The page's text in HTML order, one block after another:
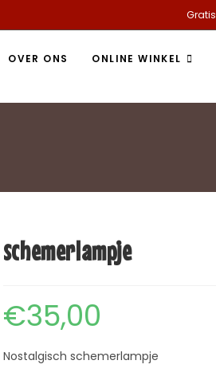
OVER ONS ONLINE WINKEL
schemerlampje
€35,00
Nostalgisch schemerlampje